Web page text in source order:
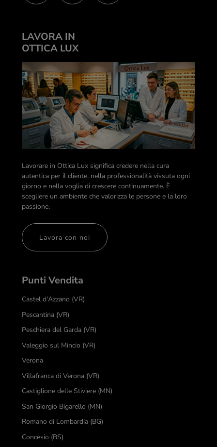
Punti Vendita
Castel d'Azzano (VR)
Pescantina (VR)
Peschiera del Garda (VR)
Valeggio sul Mincio (VR)
Verona
Villafranca di Verona (VR)
Castiglione delle Stiviere (MN)
San Giorgio Bigarello (MN)
Romano di Lombardia (BG)
Concesio (BS)
LAVORA IN
OTTICA LUX
Lavorare in Ottica Lux significa credere nella cura
autentica per il cliente, nella professionalità vissuta ogni
giorno e nella voglia di crescere continuamente. È
scegliere un ambiente che valorizza le persone e la loro
passione.
Lavora con noi